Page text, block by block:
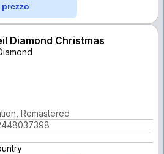
Diamond Christmas
Remastered